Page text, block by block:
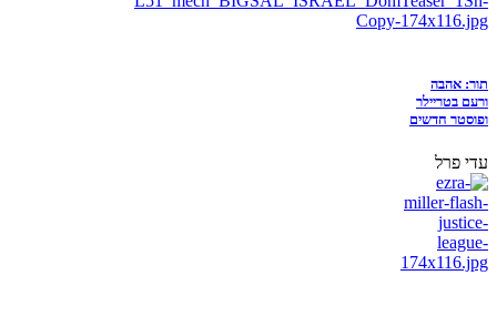
תור: אהבה
ורעם בטריילר
ופוסטר חדשים
עדי פרל